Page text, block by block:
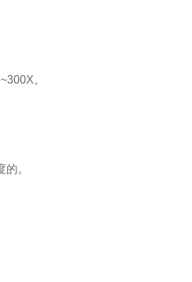
。
。